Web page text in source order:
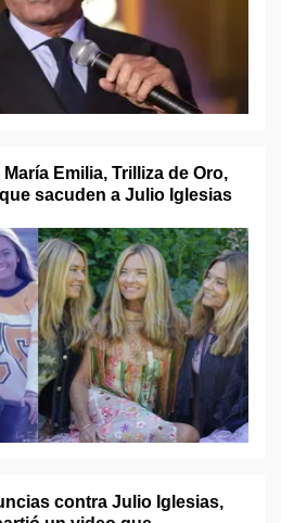
Emilia, Trilliza de Oro,
sacuden a Julio Iglesias
contra Julio Iglesias,